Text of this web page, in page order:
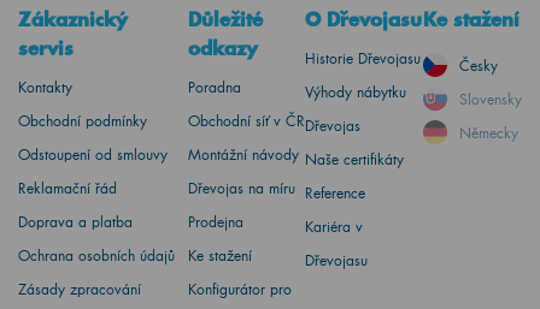
Zákaznický
servis
Kontakty
Obchodní podmínky
Odstoupení od smlouvy
Reklamační řád
Doprava a platba
Ochrana osobních údajů
Zásady zpracování
Důležité
odkazy
Poradna
Obchodní síť v ČR
Montážní návody
Dřevojas na míru
Prodejna
Ke stažení
Konfigurátor pro
O Dřevojasu
Historie Dřevojasu
Výhody nábytku
Dřevojas
Naše certifikáty
Reference
Kariéra v
Dřevojasu
Ke stažení
Česky
Slovensky
Německy